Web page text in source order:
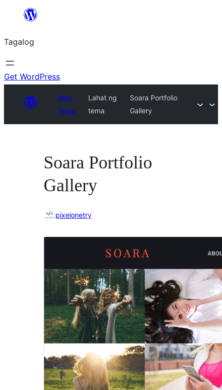
Lumaktaw
sa
content
Tagalog
Get WordPress
Mga
Tema
Lahat ng
tema
Soara Portfolio
Gallery
Soara Portfolio
Gallery
pixelonetry